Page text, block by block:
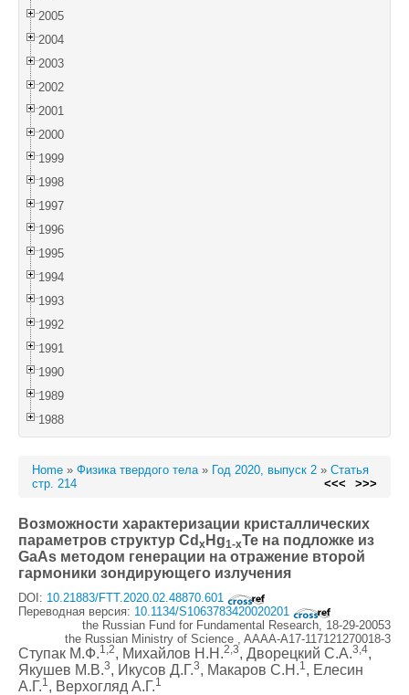
2005
2004
2003
2002
2001
2000
1999
1998
1997
1996
1995
1994
1993
1992
1991
1990
1989
1988
Home » Физика твердого тела» Год 2020, выпуск 2 » Статья
стр. 214
<<< >>>
Возможности характеризации кристаллических
параметров структур Cd x Hg1-xTe на подложке из
GaAs методом генерации на отражение второй
гармоники зондирующего излучения
DOI: 10.21883/FTT.2020.02.48870.601
Переводная версия: 10.1134/S1063783420020201
the Russian Fund for Fundamental Research, 18-29-20053
the Russian Ministry of Science , AAAA-A17-117121270018-3
Ступак М.Ф.1,2, Михайлов Н.Н.2,3, Дворецкий С.А.3,4,
Якушев М.В.3, Икусов Д.Г.3, Макаров С.Н.1, Елесин
А.Г.1, Верхогляд А.Г.1